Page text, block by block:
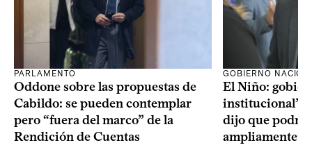
PARLAMENTO
Oddone sobre las propuestas de
Cabildo: se pueden contemplar
pero “fuera del marco” de la
Rendición de Cuentas
GOBIERNO
El Niño:
institucional”
dijo que
ampliamente”